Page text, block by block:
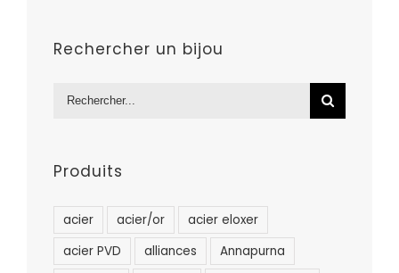
Rechercher un bijou
Rechercher:
Produits
acier acier/or
acier eloxer
acier PVD
alliances
Annapurna